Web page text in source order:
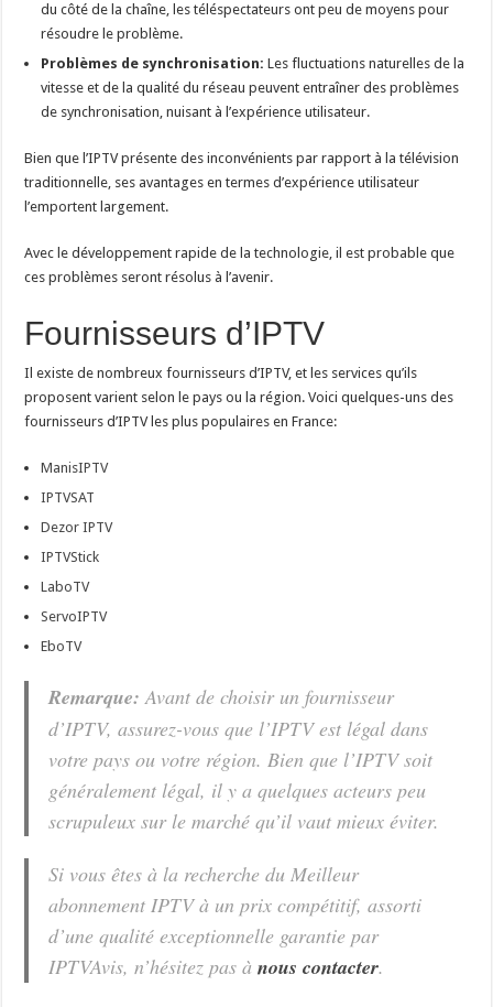
du côté de la chaîne, les téléspectateurs ont peu de moyens pour
résoudre le problème.
Problèmes de synchronisation: Les fluctuations naturelles de la
vitesse et de la qualité du réseau peuvent entraîner des problèmes
de synchronisation, nuisant à l’expérience utilisateur.
Bien que l’IPTV présente des inconvénients par rapport à la télévision
traditionnelle, ses avantages en termes d’expérience utilisateur
l’emportent largement.
Avec le développement rapide de la technologie, il est probable que
ces problèmes seront résolus à l’avenir.
Fournisseurs d’IPTV
Il existe de nombreux fournisseurs d’IPTV, et les services qu’ils
proposent varient selon le pays ou la région. Voici quelques-uns des
fournisseurs d’IPTV les plus populaires en France:
ManisIPTV
IPTVSAT
Dezor IPTV
IPTVStick
LaboTV
ServoIPTV
EboTV
Remarque: Avant de choisir un fournisseur
d’IPTV, assurez-vous que l’IPTV est légal dans
votre pays ou votre région. Bien que l’IPTV soit
généralement légal, il y a quelques acteurs peu
scrupuleux sur le marché qu’il vaut mieux éviter.
Si vous êtes à la recherche du Meilleur
abonnement IPTV à un prix compétitif, assorti
d’une qualité exceptionnelle garantie par
IPTVAvis, n’hésitez pas ànous contacter.